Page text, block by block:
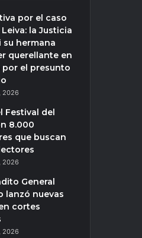
por el caso
la Justicia
su hermana
querellante en
por el presunto
2026
Festival del
8.000
que buscan
2026
General
lanzó nuevas
cortes
2026